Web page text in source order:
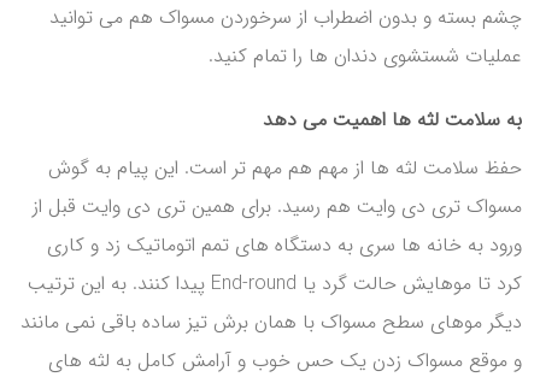
چشم بسته و بدون اضطراب از سرخوردن مسواک هم می توانید
عملیات شستشوی دندان ها را تمام کنید.
به سلامت لثه ها اهمیت می دهد
حفظ سلامت لثه ها از مهم هم مهم تر است. این پیام به گوش
مسواک تری دی وایت هم رسید. برای همین تری دی وایت قبل از
ورود به خانه ها سری به دستگاه های تمم اتوماتیک زد و کاری
کرد تا موهایش حالت گرد یا End-round پیدا کنند. به این ترتیب
دیگر موهای سطح مسواک با همان برش تیز ساده باقی نمی مانند
و موقع مسواک زدن یک حس خوب و آرامش کامل به لثه های